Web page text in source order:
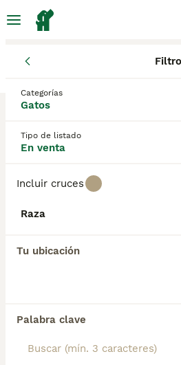
Categorías
Gatos
Tipo de listado
En venta
Incluir cruces
Raza
Tu ubicación
Palabra clave
Gatos y gatitos en venta
Guardar búsqueda
Encontramos 0 Gatos y
Si deseas exactamente esta
búsqueda y espera el